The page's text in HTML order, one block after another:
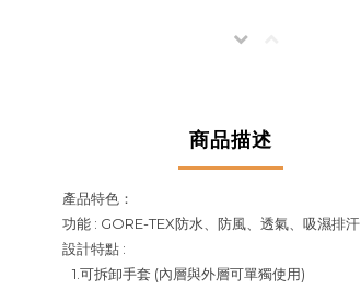
商品描述
產品特色：
功能 : GORE-TEX防水 、防風、 透氣
吸濕排汗
設計特點 :
1.可拆卸手套 (內層與外層可單獨使用)